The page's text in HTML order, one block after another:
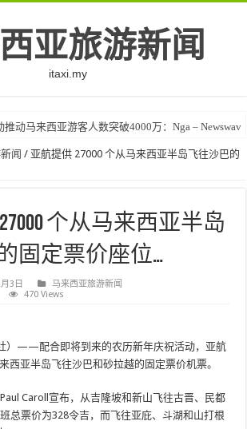
亚旅游新闻
itaxi.my
推动马来西亚游客人数突破4000万：Nga – Newswav
闻 / 亚航提供 27000 个从马来西亚半岛飞往沙巴的
个从马来西亚半岛
固定票价座位…
3日
马来西亚旅游新闻
470 Views
）——配合即将到来的农历新年庆祝活动，亚航
西亚半岛飞往沙巴和砂拉越的固定票价机票。
Caroll宣布，从吉隆坡和新山飞往古晋、民都
总票价为328令吉，而飞往亚庇、斗湖和山打根